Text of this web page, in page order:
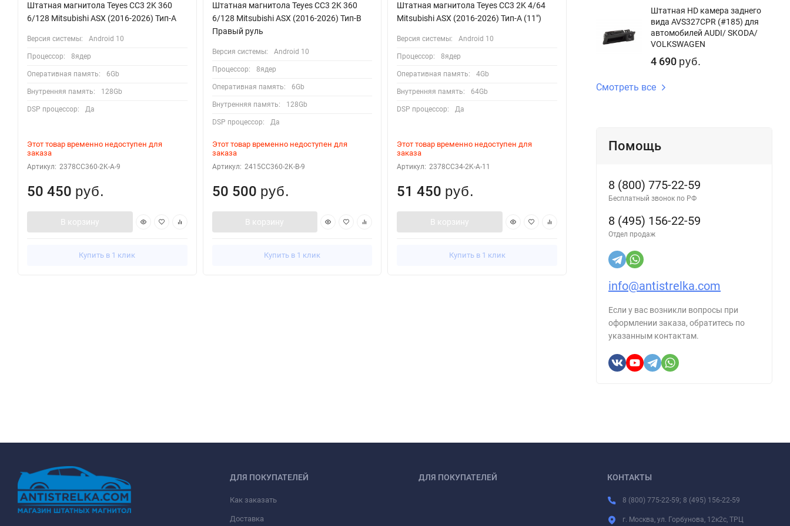
Штатная магнитола Teyes CC3 2K 360
6/128 Mitsubishi ASX (2016-2026) Тип-A
Версия системы: Android 10
Процессор: 8ядер
Оперативная память: 6Gb
Внутренняя память: 128Gb
DSP процессор: Да
Этот товар временно недоступен для
заказа
Артикул: 2378CC360-2K-A-9
50 450 руб.
В корзину
Купить в 1 клик
Штатная магнитола Teyes CC3 2K 360
6/128 Mitsubishi ASX (2016-2026) Тип-B
Правый руль
Версия системы: Android 10
Процессор: 8ядер
Оперативная память: 6Gb
Внутренняя память: 128Gb
DSP процессор: Да
Этот товар временно недоступен для
заказа
Артикул: 2415CC360-2K-B-9
50 500 руб.
В корзину
Купить в 1 клик
Штатная магнитола Teyes CC3 2K 4/64
Mitsubishi ASX (2016-2026) Тип-A (11")
Версия системы: Android 10
Процессор: 8ядер
Оперативная память: 4Gb
Внутренняя память: 64Gb
DSP процессор: Да
Этот товар временно недоступен для
заказа
Артикул: 2378CC34-2K-A-11
51 450 руб.
В корзину
Купить в 1 клик
6/128 Mitsubishi ASX (2016-2026) Тип-A
Оперативная память: 6Gb
Этот товар временно недоступен для
49 550руб.
В корзину
Купить в 1 клик
Штатная HD камера заднего
вида AVS327CPR (#185) для
автомобилей AUDI/ SKODA/
VOLKSWAGEN
4 690 руб.
Смотреть все
Помощь
8 (800) 775-22-59
Бесплатный звонок по РФ
8 (495) 156-22-59
Отдел продаж
info@antistrelka.com
Если у вас возникли вопросы при
оформлении заказа, обратитесь по
указанным контактам.
ДЛЯ ПОКУПАТЕЛЕЙ
Как заказать
Доставка
ДЛЯ ПОКУПАТЕЛЕЙ КОНТАКТЫ
8 (800) 775-22-59; 8 (495) 156-22-59
г. Москва, ул. Горбунова, 12к2с, ТРЦ